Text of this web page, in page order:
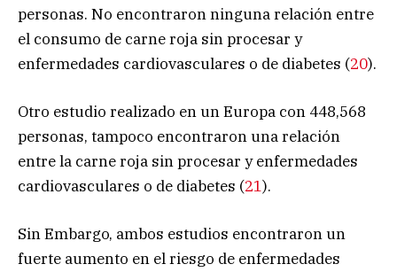
personas. No encontraron ninguna relación entre
el consumo de carne roja sin procesar y
enfermedades cardiovasculares o de diabetes (20).
Otro estudio realizado en un Europa con 448,568
personas, tampoco encontraron una relación
entre la carne roja sin procesar y enfermedades
cardiovasculares o de diabetes (21).
Sin Embargo, ambos estudios encontraron un
fuerte aumento en el riesgo de enfermedades